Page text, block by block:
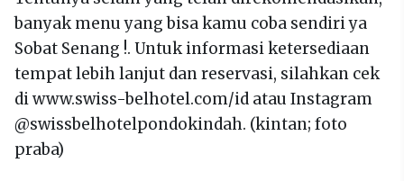
banyak menu yang bisa kamu coba sendiri ya
Sobat Senang !. Untuk informasi ketersediaan
tempat lebih lanjut dan reservasi, silahkan cek
di www.swiss-belhotel.com/id atau Instagram
@swissbelhotelpondokindah. (kintan; foto
praba)